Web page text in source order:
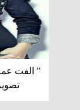
” الفت